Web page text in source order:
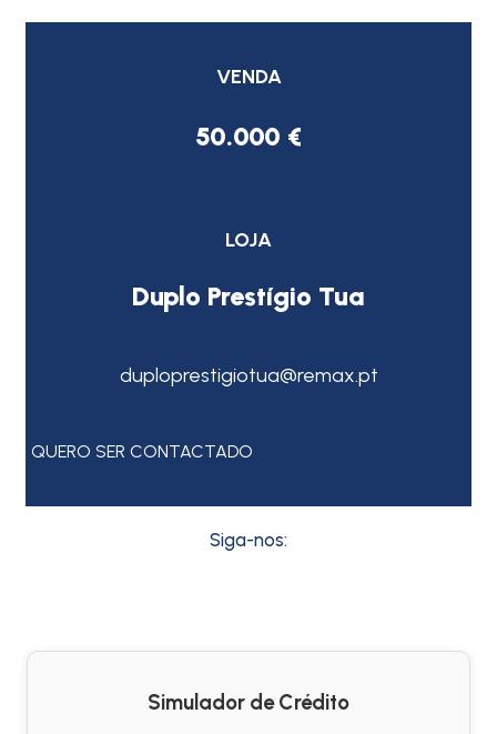
VENDA
50.000 €
LOJA
Duplo Prestígio Tua
duploprestigiotua@remax.pt
QUERO SER CONTACTADO
Siga-nos:
Simulador de Crédito